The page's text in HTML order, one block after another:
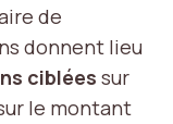
de
donnent lieu
ciblées sur
le montant